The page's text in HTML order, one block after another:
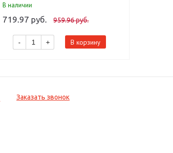
В наличии
719.97 руб. 959.96 руб.
- + В корзину
Заказать звонок